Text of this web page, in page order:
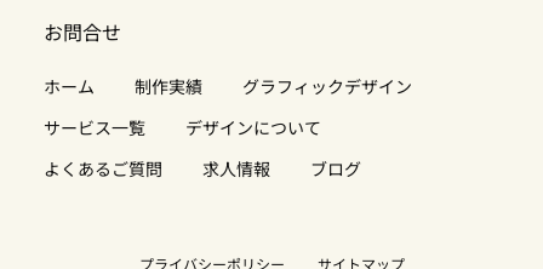
お問合せ
ホーム 制作実績
グラフィックデザイン
サービス一覧
デザインについて
よくあるご質問
求人情報 ブログ
プライバシーポリシー サイトマップ